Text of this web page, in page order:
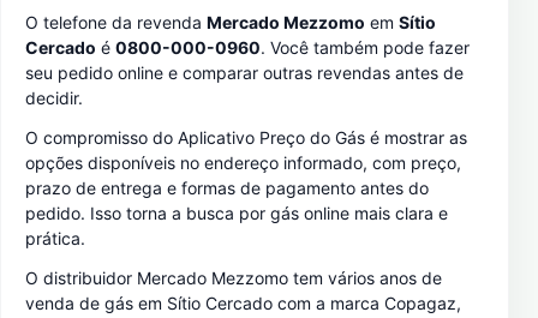
O telefone da revenda Mercado Mezzomo em Sítio
Cercado é 0800-000-0960. Você também pode fazer
seu pedido online e comparar outras revendas antes de
decidir.
O compromisso do Aplicativo Preço do Gás é mostrar as
opções disponíveis no endereço informado, com preço,
prazo de entrega e formas de pagamento antes do
pedido. Isso torna a busca por gás online mais clara e
prática.
O distribuidor Mercado Mezzomo tem vários anos de
venda de gás em Sítio Cercado com a marca Copagaz,